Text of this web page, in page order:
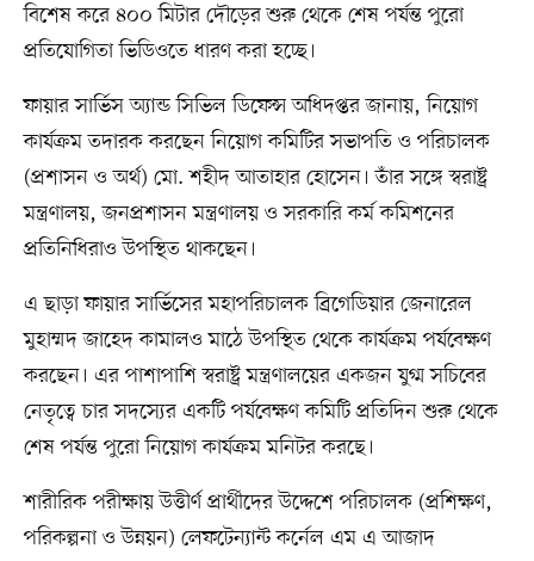
বিশেষ করে ৪০০ মিটার দৌড়ের শুরু থেকে শেষ পর্যন্ত পুরো
প্রতিযোগিতা ভিডিওতে ধারণ করা হচ্ছে।
ফায়ার সার্ভিস অ্যান্ড সিভিল ডিফেন্স অধিদপ্তর জানায়, নিয়োগ
কার্যক্রম তদারক করছেন নিয়োগ কমিটির সভাপতি ও পরিচালক
(প্রশাসন ও অর্থ) মো. শহীদ আতাহার হোসেন। তাঁর সঙ্গে স্বরাষ্ট্র
মন্ত্রণালয়, জনপ্রশাসন মন্ত্রণালয় ও সরকারি কর্ম কমিশনের
প্রতিনিধিরাও উপস্থিত থাকছেন।
এ ছাড়া ফায়ার সার্ভিসের মহাপরিচালক ব্রিগেডিয়ার জেনারেল
মুহাম্মদ জাহেদ কামালও মাঠে উপস্থিত থেকে কার্যক্রম পর্যবেক্ষণ
করছেন। এর পাশাপাশি স্বরাষ্ট্র মন্ত্রণালয়ের একজন যুগ্ম সচিবের
নেতৃত্বে চার সদস্যের একটি পর্যবেক্ষণ কমিটি প্রতিদিন শুরু থেকে
শেষ পর্যন্ত পুরো নিয়োগ কার্যক্রম মনিটর করছে।
শারীরিক পরীক্ষায় উত্তীর্ণ প্রার্থীদের উদ্দেশে পরিচালক (প্রশিক্ষণ,
পরিকল্পনা ও উন্নয়ন) লেফটেন্যান্ট কর্নেল এম এ আজাদ